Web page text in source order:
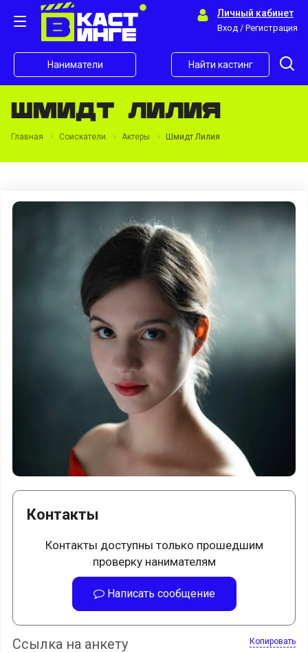
Личный кабинет
Вход / Регистрация
Наниматели Найти кастинг
Шмидт Лилия
Главная Соискатели Актеры Шмидт Лилия
Контакты
Контакты доступны только прошедшим
проверку нанимателям
Написать сообщение
Ссылка на анкету Копировать